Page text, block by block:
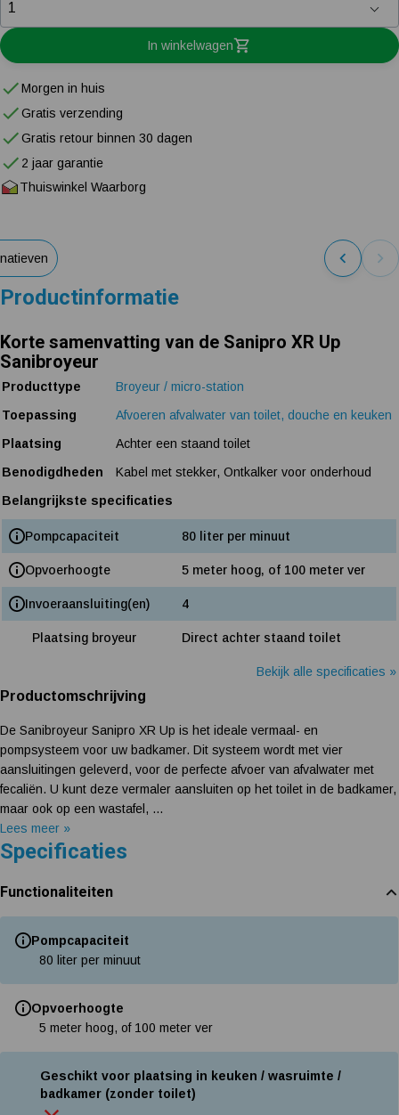
In winkelwagen
Morgen in huis
Gratis verzending
Gratis retour binnen 30 dagen
2 jaar garantie
Thuiswinkel Waarborg
Productinformatie
Korte samenvatting van de Sanipro XR Up
Sanibroyeur
Producttype
Broyeur / micro-station
Toepassing
Afvoeren afvalwater van toilet, douche en keuken
Plaatsing
Achter een staand toilet
Benodigdheden
Kabel met stekker, Ontkalker voor onderhoud
Belangrijkste specificaties
Pompcapaciteit 80 liter per minuut
Opvoerhoogte 5 meter hoog, of 100 meter ver
Invoeraansluiting(en) 4
Plaatsing broyeur Direct achter staand toilet
Bekijk alle specificaties »
Productomschrijving
De Sanibroyeur Sanipro XR Up is het ideale vermaal- en
pompsysteem voor uw badkamer. Dit systeem wordt met vier
aansluitingen geleverd, voor de perfecte afvoer van afvalwater met
fecaliën. U kunt deze vermaler aansluiten op het toilet in de badkamer,
maar ook op een wastafel, ...
Lees meer »
Specificaties
Functionaliteiten
Pompcapaciteit
80 liter per minuut
Opvoerhoogte
5 meter hoog, of 100 meter ver
Geschikt voor plaatsing in keuken / wasruimte /
badkamer (zonder toilet)